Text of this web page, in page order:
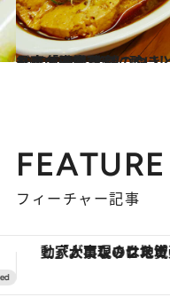
2020.7.30
最高の牛肉豆腐に酔いしれる名酒場 老舗のやきとん店「千登利」
グルメ
FEATURE
フィーチャー記事
【銀座で出合う最旬美容】美髪ケアや上質な眠り…セルフケアのアップデー